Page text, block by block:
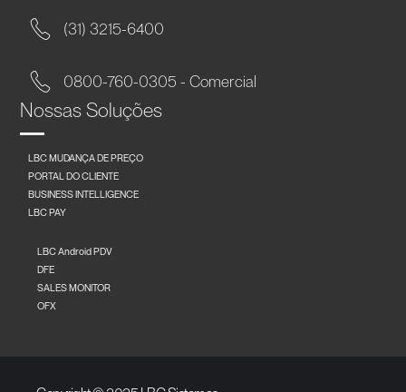
(31) 3215-6400
0800-760-0305 - Comercial
Nossas Soluções
LBC MUDANÇA DE PREÇO
PORTAL DO CLIENTE
BUSINESS INTELLIGENCE
LBC PAY
LBC Android PDV
DFE
SALES MONITOR
OFX